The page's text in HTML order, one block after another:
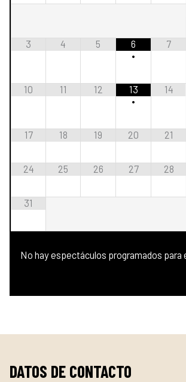
3 4 5
6
•
7
10 11 12
13
•
14
17 18 19 20 21
24 25 26 27 28
31
No hay espectáculos programados para
DATOS DE CONTACTO